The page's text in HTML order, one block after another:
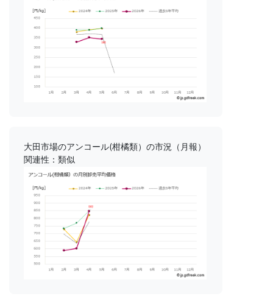
大田市場のアンコール(柑橘類）の市況（月報）
関連性：類似